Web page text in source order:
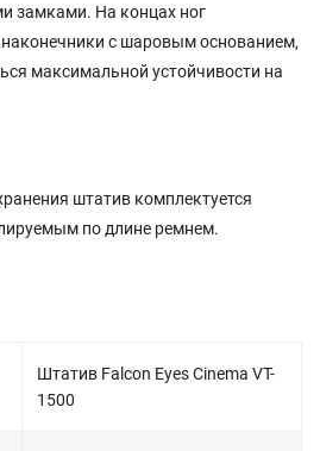
замками. На концах ног
с шаровым основанием,
максимальной устойчивости на
штатив комплектуется
по длине ремнем.
Штатив Falcon Eyes Cinema VT-
1500